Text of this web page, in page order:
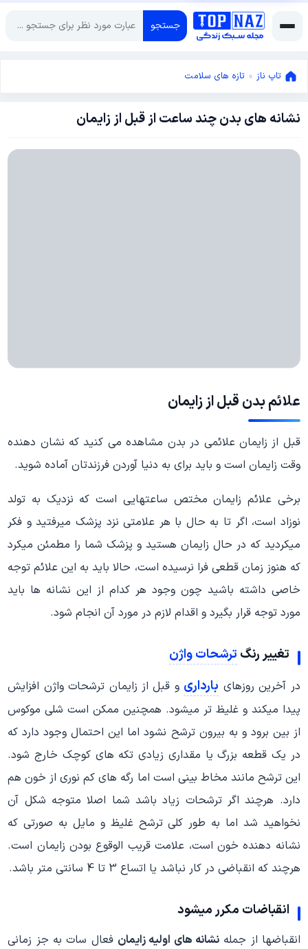
جستجو
تاپ ناز » تازه های سلامت
نشانه های بدن چند ساعت از قبل از زایمان
دسامبر
2017
علائم بدن قبل از زایمان
قبل از زایمان علائمی در بدن مشاهده می کنید که نشان دهنده
وقت زایمان است و باید برای به دنیا آوردن فرزندتان آماده شوید.
برخی علائم زایمان مختص ساعتهایی است که نزدیک به تولد
نوزاد است، اگر تا به حال با هر علامتی نزد پزشک میرفتید و فکر
میکردید که در حال زایمان هستید و پزشک شما را مطمئن میکرد
که هنوز زمان قطعی فرا نرسیده است، حالا باید به این علائم توجه
خاصی داشته باشید چون وجود هر کدام از این نشانه ها باید
مورد توجه قرار بگیرد و اقدام لازم در مورد آن انجام شود.
تغییر رنگ ترشحات واژن
در آخرین روزهای بارداری و قبل از زایمان ترشحات واژن افزایش
پیدا میکند و غلیظ تر میشود. همچنین ممکن است شلی موکوس
از بین برود و به بیرون ترشح نشود اما این احتمال وجود دارد که
در یک قطعه بزرگ یا مقداری زیادی تکه های کوچک خارج شود.
این ترشح مانند مخاط بینی است اما رگه های کم نوری از خون هم
دارد. هرچند اگر ترشحات زیاد باشد شما اصلا متوجه شکل آن
نخواهید شد اما به طور کلی ترشح غلیظ و مایل به صورتی که
نشانه دهنده خون است، علامت قریب الوقوع بودن زایمان است.
هرچند که انقباضی در کار نباشد یا اتساع 3 تا 4 سانتی متر باشد.
انقباضات مکرر میشود
انقباضها از جملهنشانه های اولیه زایمان فعال سات به جز زمانی